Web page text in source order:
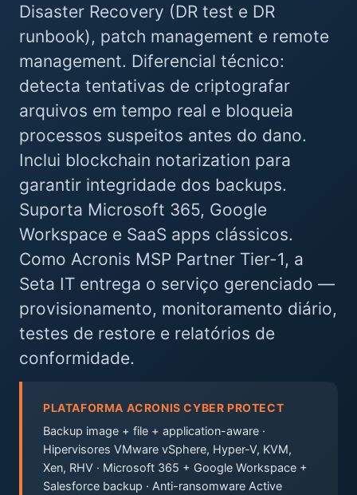
Disaster Recovery (DR test e DR
runbook), patch management e remote
management. Diferencial técnico:
detecta tentativas de criptografar
arquivos em tempo real e bloqueia
processos suspeitos antes do dano.
Inclui blockchain notarization para
garantir integridade dos backups.
Suporta Microsoft 365, Google
Workspace e SaaS apps clássicos.
Como Acronis MSP Partner Tier-1, a
Seta IT entrega o serviço gerenciado —
provisionamento, monitoramento diário,
testes de restore e relatórios de
conformidade.
PLATAFORMA ACRONIS CYBER PROTECT
Backup image + file + application-aware ·
Hipervisores VMware vSphere, Hyper-V, KVM,
Xen, RHV · Microsoft 365 + Google Workspace +
Salesforce backup · Anti-ransomware Active